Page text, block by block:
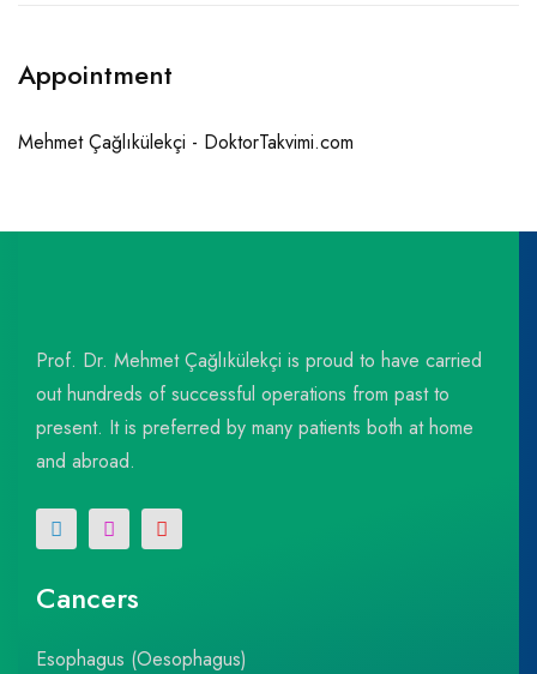
Appointment
Mehmet Çağlıkülekçi - DoktorTakvimi.com
Prof. Dr. Mehmet Çağlıkülekçi is proud to have carried
out hundreds of successful operations from past to
present. It is preferred by many patients both at home
and abroad.
Cancers
Esophagus (Oesophagus)